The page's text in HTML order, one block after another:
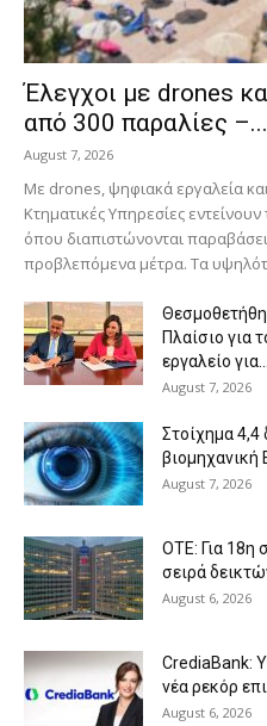
Έλεγχοι με drones
από 300 παραλίες –...
August 7, 2026
Με drones, ψηφιακά εργαλεία
Κτηματικές Υπηρεσίες
όπου διαπιστώνονται
προβλεπόμενα μέτρα. Τα
Πλαίσιο για
εργαλείο για...
August 7, 2026
Στοίχημα 4,4
βιομηχανική
August 7, 2026
ΟΤΕ: Για 18η
σειρά
August 6, 2026
CrediaBank:
νέα ρεκόρ
August 6, 2026